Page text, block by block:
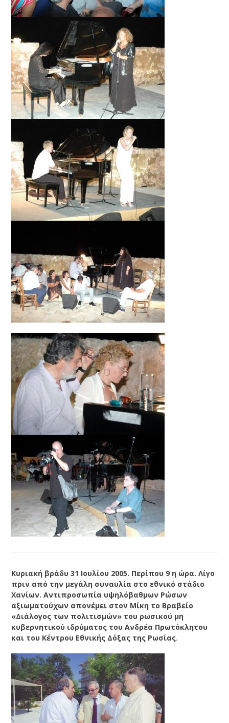
Κυριακή βράδυ 31 Ιουλίου 2005. Περίπου 9 η ώρα. Λίγο
πριν από την μεγάλη συναυλία στο εθνικό στάδιο
Χανίων. Αντιπροσωπία υψηλόβαθμων Ρώσων
αξιωματούχων απονέμει στον Μίκη το Βραβείο
«Διάλογος των πολιτισμών» του ρωσικού μη
κυβερνητικού ιδρύματος του Ανδρέα Πρωτόκλητου
και του Κέντρου Εθνικής Δόξας της Ρωσίας.